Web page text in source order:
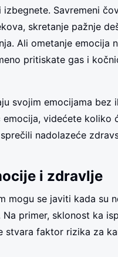
Savremeni
skretanje pažnje
Ali ometanje
pritiskate gas i
svojim emocijama
emocija, videćete
nadolazeće
i zdravlje
mogu se javiti kada su
primer, sklonost ka
stvara faktor rizika za